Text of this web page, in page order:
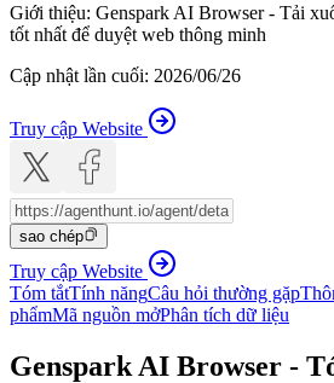
Giới thiệu: Genspark AI Browser - Tải
tốt nhất để duyệt web thông minh
Cập nhật lần cuối: 2026/06/26
Truy cập Website
sao chép
Truy cập Website
Tóm tắtTính năngCâu hỏi thường gặp
phẩmMã nguồn mởPhân tích dữ liệu
Genspark AI Browser -